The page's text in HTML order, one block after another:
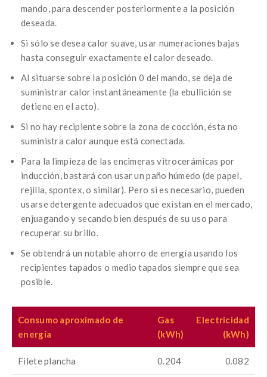
mando, para descender posteriormente a la posición
deseada.
Si sólo se desea calor suave, usar numeraciones bajas
hasta conseguir exactamente el calor deseado.
Al situarse sobre la posición 0 del mando, se deja de
suministrar calor instantáneamente (la ebullición se
detiene en el acto).
Si no hay recipiente sobre la zona de cocción, ésta no
suministra calor aunque está conectada.
Para la limpieza de las encimeras vitrocerámicas por
inducción, bastará con usar un paño húmedo (de papel,
rejilla, spontex, o similar). Pero si es necesario, pueden
usarse detergente adecuados que existan en el mercado,
enjuagando y secando bien después de su uso para
recuperar su brillo.
Se obtendrá un notable ahorro de energía usando los
recipientes tapados o medio tapados siempre que sea
posible.
Consumo aproximado de
energía
Gas
(kWh)
Electricidad
(kWh)
Filete plancha 0.204 0.082